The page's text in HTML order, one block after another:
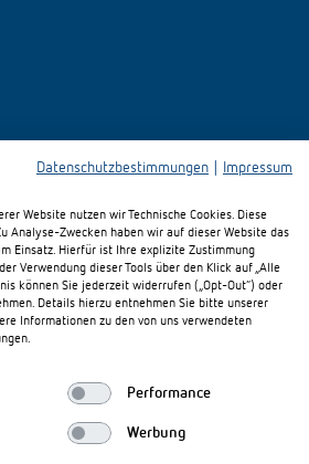
150
Sie uns auf:
Datenschutzbestimmungen
Impressum
Website nutzen wir Technische Cookies. Diese
Analyse-Zwecken haben wir auf dieser Website das
Einsatz. Hierfür ist Ihre explizite Zustimmung
Verwendung dieser Tools über den Klick auf „Alle
können Sie jederzeit widerrufen („Opt-Out“) oder
Details hierzu entnehmen Sie bitte unserer
Informationen zu den von uns verwendeten
Performance
Werbung